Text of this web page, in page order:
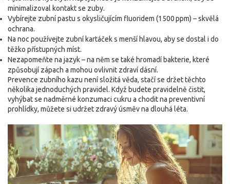
minimalizoval kontakt se zuby.
Vybírejte zubní pastu s okysličujícím fluoridem (1500 ppm) – skvělá
ochrana.
Na noc používejte zubní kartáček s menší hlavou, aby se dostal i do
těžko přístupných míst.
Nezapomeňte na jazyk – na něm se také hromadí bakterie, které
způsobují zápach a mohou ovlivnit zdraví dásní.
Prevence zubního kazu není složitá věda, stačí se držet těchto
několika jednoduchých pravidel. Když budete pravidelně čistit,
vyhýbat se nadměrné konzumaci cukru a chodit na preventivní
prohlídky, můžete si udržet zdravý úsměv na dlouhá léta.